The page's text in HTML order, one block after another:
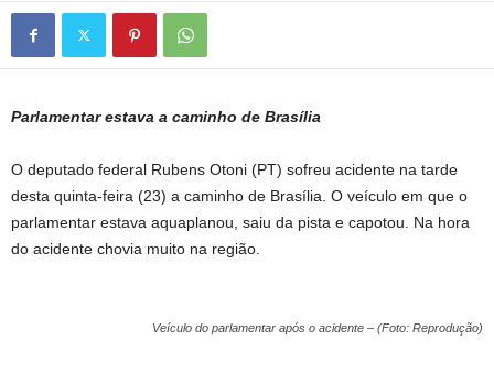
Parlamentar estava a caminho de Brasília
O deputado federal Rubens Otoni (PT) sofreu acidente na tarde
desta quinta-feira (23) a caminho de Brasília. O veículo em que o
parlamentar estava aquaplanou, saiu da pista e capotou. Na hora
do acidente chovia muito na região.
Veículo do parlamentar após o acidente – (Foto: Reprodução)